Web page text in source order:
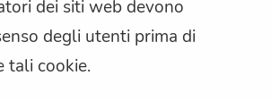
dei siti web devono
degli utenti prima di
tali cookie.